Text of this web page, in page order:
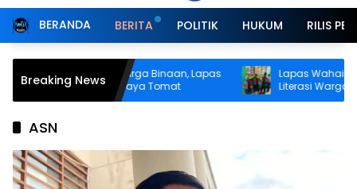
BERANDA BERITA POLITIK HUKUM RILIS
Breaking News
Kemandirian Warga Binaan, Lapas
Perluas Budidaya Tomat
Lapas Wahai
Literasi Warga Binaan
Perpustakaan
ASN